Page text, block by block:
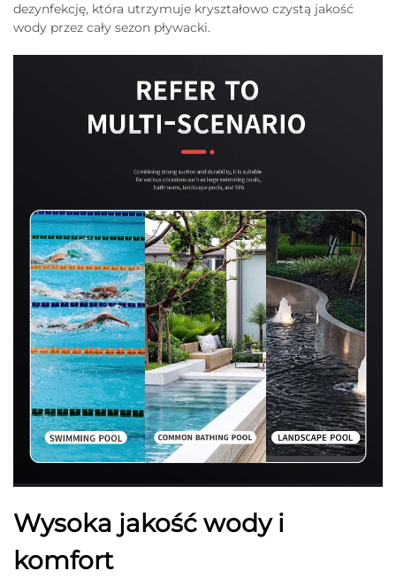
dezynfekcję, która utrzymuje kryształowo czystą jakość
wody przez cały sezon pływacki.
Wysoka jakość wody i
komfort